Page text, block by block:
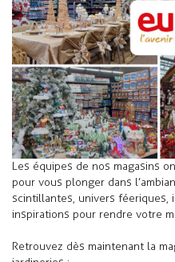
Les équipes de nos magasins
pour vous plonger dans
scintillantes, univers féeriques,
inspirations pour rendre votre
Retrouvez dès maintenant la